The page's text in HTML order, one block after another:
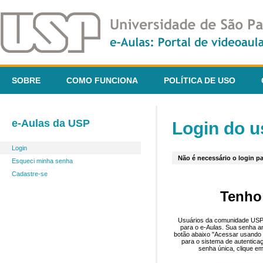
SOBRE COMO FUNCIONA POLÍTICA DE USO
e-Aulas da USP
Login
Esqueci minha senha
Cadastre-se
Login do
Não é necessário o login
Usuários da comunidade
para o e-Aulas. Sua senha
botão abaixo "Acessar
para o sistema de
senha única, clique